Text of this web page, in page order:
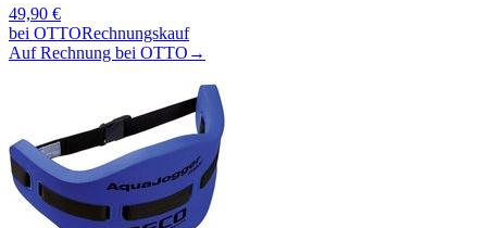
49,90 €
bei OTTORechnungskauf
Auf Rechnung bei OTTO →